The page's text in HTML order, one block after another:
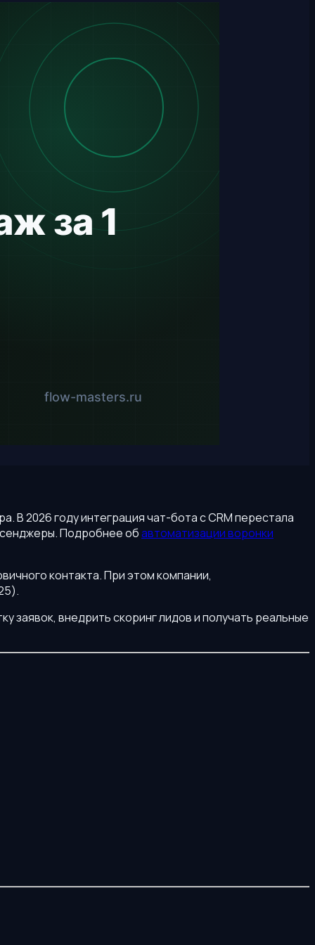
В 2026 году интеграция чат-бота с CRM перестала
Подробнее обавтоматизации воронки
контакта. При этом компании,
заявок, внедрить скоринг лидов и получать реальные